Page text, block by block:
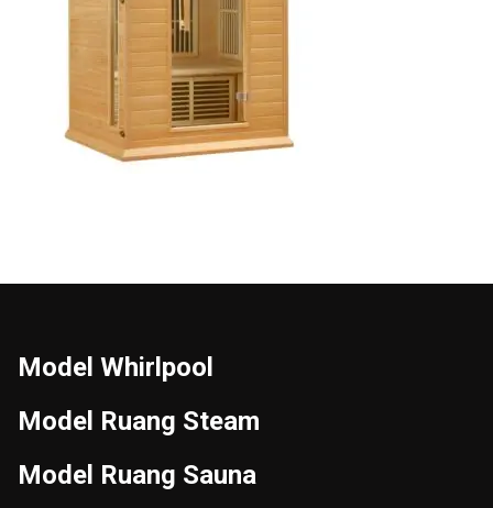
Model Whirlpool
Model Ruang Steam
Model Ruang Sauna